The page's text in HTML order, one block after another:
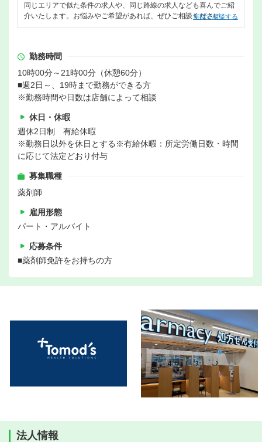
同じエリアで似た条件の求人や、同じ路線の求人なども喜んでご紹
介いたします。お悩みやご希望があれば、ぜひご相談ください。
無料で相談する
勤務時間
10時00分～21時00分（休憩60分）
■週2日～、19時まで勤務ができる方
※勤務時間や日数は店舗によって相談
休日・休暇
週休2日制 有給休暇
※勤務日以外を休日とする※有給休暇：所定労働日数・時間
に応じて法定どおり付与
募集職種
薬剤師
雇用形態
パート・アルバイト
応募条件
■薬剤師免許をお持ちの方
法人情報